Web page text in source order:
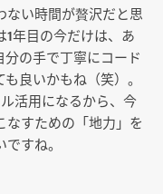
ない時間が贅沢だと思
1年目の今だけは、あ
の手で丁寧にコード
良いかもね（笑）。
活用になるから、今
なすための「地力」を
すね。